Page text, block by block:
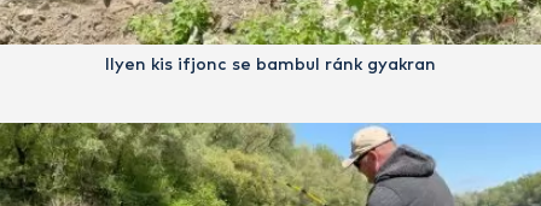
Ilyen kis ifjonc se bambul ránk gyakran